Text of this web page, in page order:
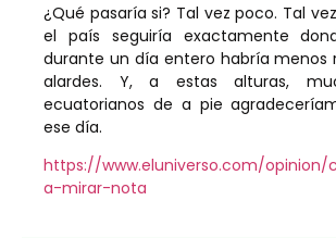
¿Qué pasaría si? Tal vez poco. Tal
el país seguiría exactamente
durante un día entero habría menos
alardes. Y, a estas alturas,
ecuatorianos de a pie
ese día.
https://www.eluniverso.com/
a-mirar-nota